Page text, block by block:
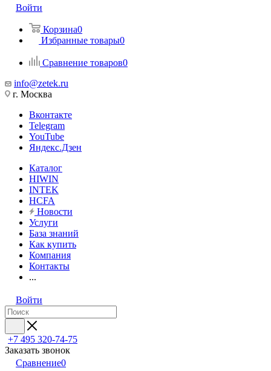
Войти
Корзина0
Избранные товары0
Сравнение товаров0
info@zetek.ru
г. Москва
Вконтакте
Telegram
YouTube
Яндекс.Дзен
Каталог
HIWIN
INTEK
HCFA
Новости
Услуги
База знаний
Как купить
Компания
Контакты
...
Войти
+7 495 320-74-75
Заказать звонок
Сравнение0